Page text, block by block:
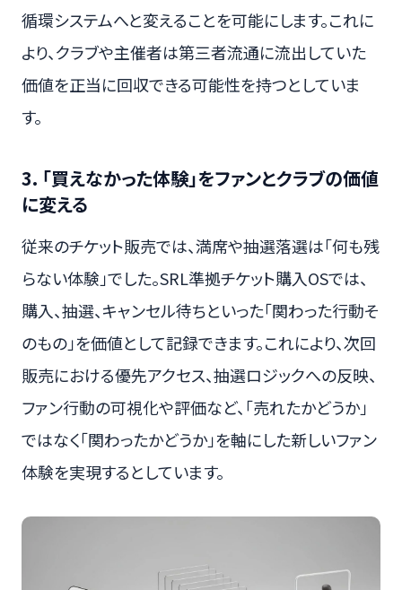
循環システムへと変えることを可能にします。これに
より、クラブや主催者は第三者流通に流出していた
価値を正当に回収できる可能性を持つとしていま
す。
3. 「買えなかった体験」をファンとクラブの価値
に変える
従来のチケット販売では、満席や抽選落選は「何も残
らない体験」でした。SRL準拠チケット購入OSでは、
購入、抽選、キャンセル待ちといった「関わった行動そ
のもの」を価値として記録できます。これにより、次回
販売における優先アクセス、抽選ロジックへの反映、
ファン行動の可視化や評価など、「売れたかどうか」
ではなく「関わったかどうか」を軸にした新しいファン
体験を実現するとしています。